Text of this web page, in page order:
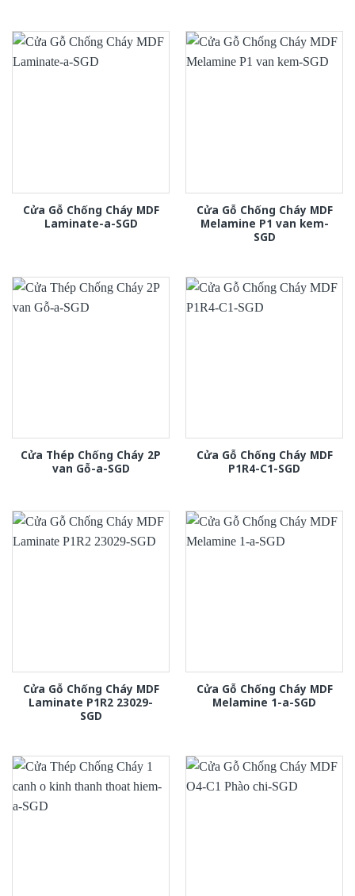
Cửa Gỗ Chống Cháy MDF
Laminate-a-SGD
Cửa Gỗ Chống Cháy MDF
Melamine P1 van kem-
SGD
Cửa Thép Chống Cháy 2P
van Gỗ-a-SGD
Cửa Gỗ Chống Cháy MDF
P1R4-C1-SGD
Cửa Gỗ Chống Cháy MDF
Laminate P1R2 23029-
SGD
Cửa Gỗ Chống Cháy MDF
Melamine 1-a-SGD